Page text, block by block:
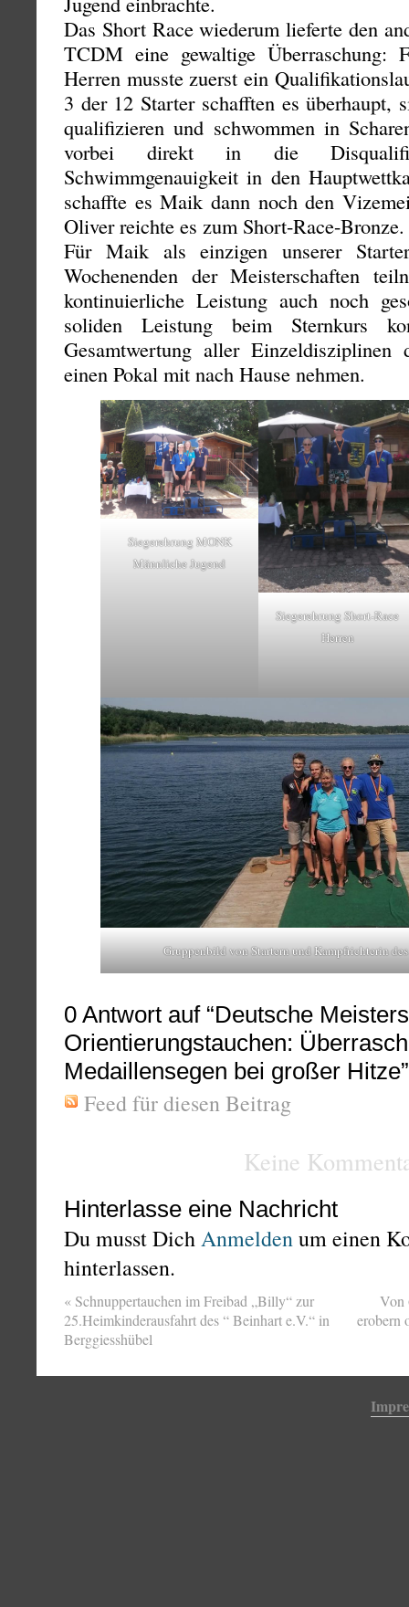
Das Short Race wiederum lieferte den
TCDM eine gewaltige Überraschung:
Herren musste zuerst ein
3 der 12 Starter schafften es überhaupt,
qualifizieren und schwommen in
vorbei direkt in die
Schwimmgenauigkeit in den
schaffte es Maik dann noch den
Oliver reichte es zum Short-Race-Bronze.
Für Maik als einzigen unserer
Wochenenden der Meisterschaften
kontinuierliche Leistung auch noch
soliden Leistung beim Sternkurs
Gesamtwertung aller
einen Pokal mit nach Hause nehmen.
Siegerehrung MONK
Männliche Jugend
Siegerehrung Short-Race
Herren
Gruppenbild von Startern und Kampfrichterin
0 Antwort auf “Deutsche
Orientierungstauchen:
Medaillensegen bei großer Hitze”
Feed für diesen Beitrag
Keine
Hinterlasse eine Nachricht
Du musst DichAnmeldenum einen
hinterlassen.
« Schnuppertauchen im Freibad „Billy“ zur
25.Heimkinderausfahrt des “ Beinhart e.V.“ in
Berggiesshübel
Von
erobern